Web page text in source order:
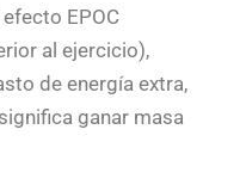
EPOC
al ejercicio),
de energía extra,
ganar masa